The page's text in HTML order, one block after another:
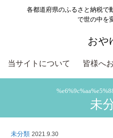
各都道府県のふるさと納税で
で世の中を
おや
当サイトについて 皆様へ
未
未分類 2021.9.30